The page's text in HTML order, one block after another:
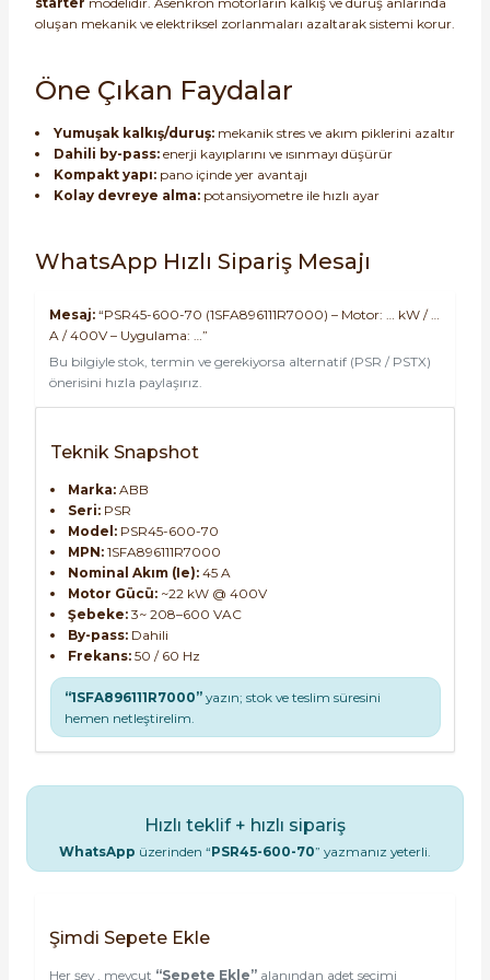
oluşan mekanik ve elektriksel zorlanmaları azaltarak sistemi korur.
Öne Çıkan Faydalar
Yumuşak kalkış/duruş:mekanik stres ve akım piklerini azaltır
Dahili by-pass:enerji kayıplarını ve ısınmayı düşürür
Kompakt yapı:pano içinde yer avantajı
Kolay devreye alma:potansiyometre ile hızlı ayar
WhatsApp Hızlı Sipariş Mesajı
Mesaj:“PSR45-600-70 (1SFA896111R7000) – Motor: … kW / …
A / 400V – Uygulama: …”
Bu bilgiyle stok, termin ve gerekiyorsa alternatif (PSR / PSTX)
önerisini hızla paylaşırız.
Teknik Snapshot
Marka: ABB
Seri: PSR
Model: PSR45-600-70
MPN: 1SFA896111R7000
Nominal Akım (Ie): 45 A
Motor Gücü: ~22 kW @ 400V
Şebeke: 3~ 208–600 VAC
By-pass: Dahili
Frekans: 50 / 60 Hz
“1SFA896111R7000” yazın; stok ve teslim süresini
hemen netleştirelim.
Hızlı teklif + hızlı sipariş
WhatsApp üzerinden “PSR45-600-70” yazmanız yeterli.
Şimdi Sepete Ekle
Her şey , mevcut “Sepete Ekle”alanından adet seçimi